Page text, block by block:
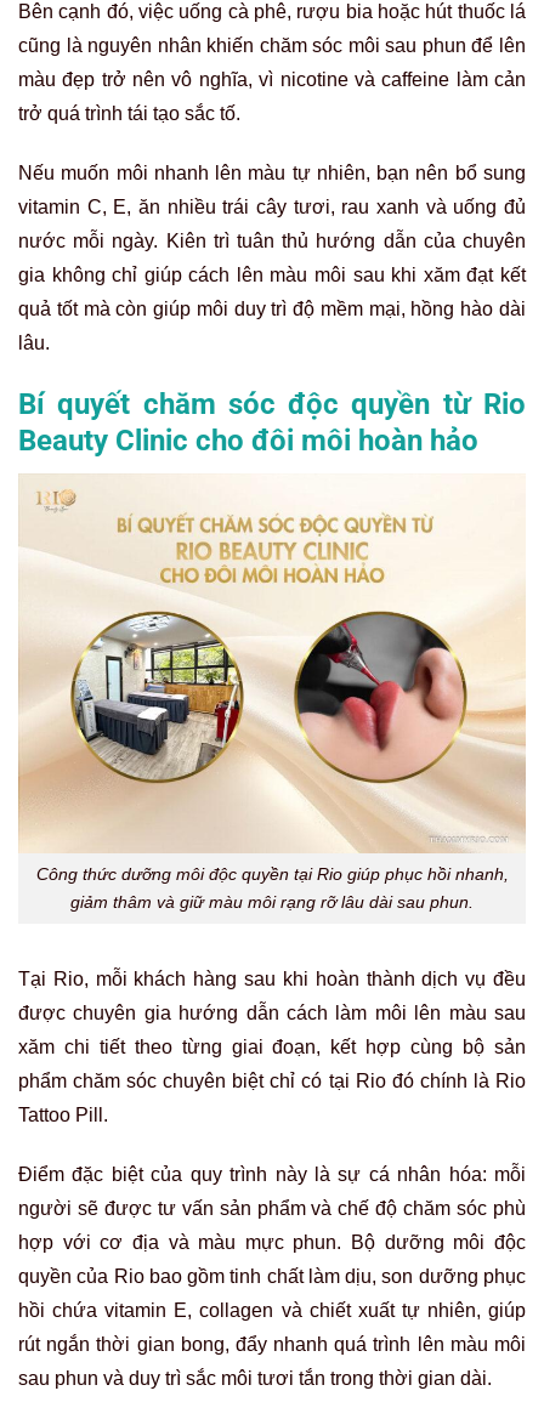
Bên cạnh đó, việc uống cà phê, rượu bia hoặc hút thuốc lá
cũng là nguyên nhân khiến chăm sóc môi sau phun để lên
màu đẹp trở nên vô nghĩa, vì nicotine và caffeine làm cản
trở quá trình tái tạo sắc tố.
Nếu muốn môi nhanh lên màu tự nhiên, bạn nên bổ sung
vitamin C, E, ăn nhiều trái cây tươi, rau xanh và uống đủ
nước mỗi ngày. Kiên trì tuân thủ hướng dẫn của chuyên
gia không chỉ giúp cách lên màu môi sau khi xăm đạt kết
quả tốt mà còn giúp môi duy trì độ mềm mại, hồng hào dài
lâu.
Bí quyết chăm sóc độc quyền từ Rio
Beauty Clinic cho đôi môi hoàn hảo
Công thức dưỡng môi độc quyền tại Rio giúp phục hồi nhanh,
giảm thâm và giữ màu môi rạng rỡ lâu dài sau phun.
Tại Rio, mỗi khách hàng sau khi hoàn thành dịch vụ đều
được chuyên gia hướng dẫn cách làm môi lên màu sau
xăm chi tiết theo từng giai đoạn, kết hợp cùng bộ sản
phẩm chăm sóc chuyên biệt chỉ có tại Rio đó chính là Rio
Tattoo Pill.
Điểm đặc biệt của quy trình này là sự cá nhân hóa: mỗi
người sẽ được tư vấn sản phẩm và chế độ chăm sóc phù
hợp với cơ địa và màu mực phun. Bộ dưỡng môi độc
quyền của Rio bao gồm tinh chất làm dịu, son dưỡng phục
hồi chứa vitamin E, collagen và chiết xuất tự nhiên, giúp
rút ngắn thời gian bong, đẩy nhanh quá trình lên màu môi
sau phun và duy trì sắc môi tươi tắn trong thời gian dài.